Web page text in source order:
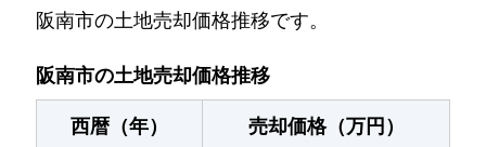
鳥取
110万円 鳥取ノ荘
鳥取中
770万円 尾崎
箱作
2,400万円 箱作 徒歩8分
阪南市の土地売却価格推移です。
阪南市の土地売却価格推移
西暦（年）
売却価格（万円）